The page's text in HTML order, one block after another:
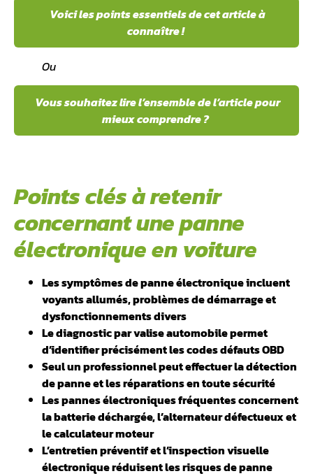
Voici les points essentiels de cet article à
connaître !
Ou
Vous souhaitez lire l’ensemble de l’article pour
mieux comprendre ?
Points clés à retenir
concernant une panne
électronique en voiture
Les symptômes de panne électronique incluent
voyants allumés, problèmes de démarrage et
dysfonctionnements divers
Le diagnostic par valise automobile permet
d’identifier précisément les codes défauts OBD
️Seul un professionnel peut effectuer la détection
de panne et les réparations en toute sécurité
Les pannes électroniques fréquentes concernent
la batterie déchargée, l’alternateur défectueux et
le calculateur moteur
L’entretien préventif et l’inspection visuelle
électronique réduisent les risques de panne